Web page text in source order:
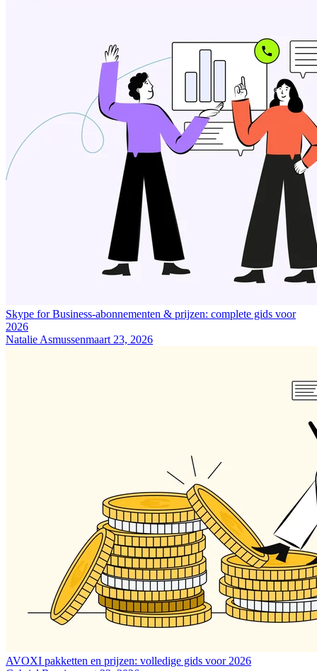
Skype for Business-abonnementen & prijzen: complete gids voor
2026
Natalie Asmussenmaart 23, 2026
AVOXI pakketten en prijzen: volledige gids voor 2026